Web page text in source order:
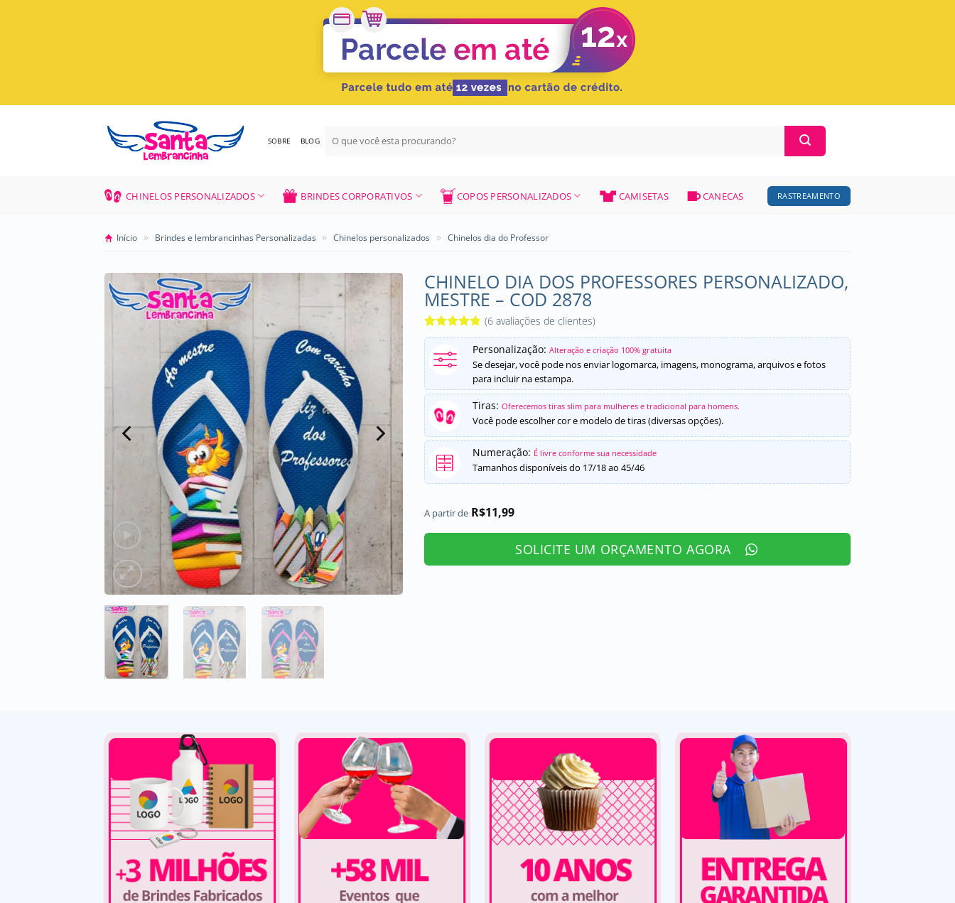
SOBRE BLOG
por:
CHINELOS PERSONALIZADOS BRINDES CORPORATIVOS COPOS PERSONALIZADOS CAMISETAS CANECAS RASTREAMENTO
Início » Brindes e lembrancinhas Personalizadas » Chinelos personalizados » Chinelos dia do Professor
CHINELO DIA DOS PROFESSORES PERSONALIZADO,
MESTRE – COD 2878
Avaliado
como
4.83
de 5, com
baseado em
6
avaliações
de clientes
(6avaliações de clientes)
Personalização: Alteração e criação 100% gratuita
Se desejar, você pode nos enviar logomarca, imagens, monograma, arquivos e fotos
para incluir na estampa.
Tiras: Oferecemos tiras slim para mulheres e tradicional para homens.
Você pode escolher cor e modelo de tiras (diversas opções).
Numeração: É livre conforme sua necessidade
Tamanhos disponíveis do 17/18 ao 45/46
A partir de R$11,99
SOLICITE UM ORÇAMENTO AGORA